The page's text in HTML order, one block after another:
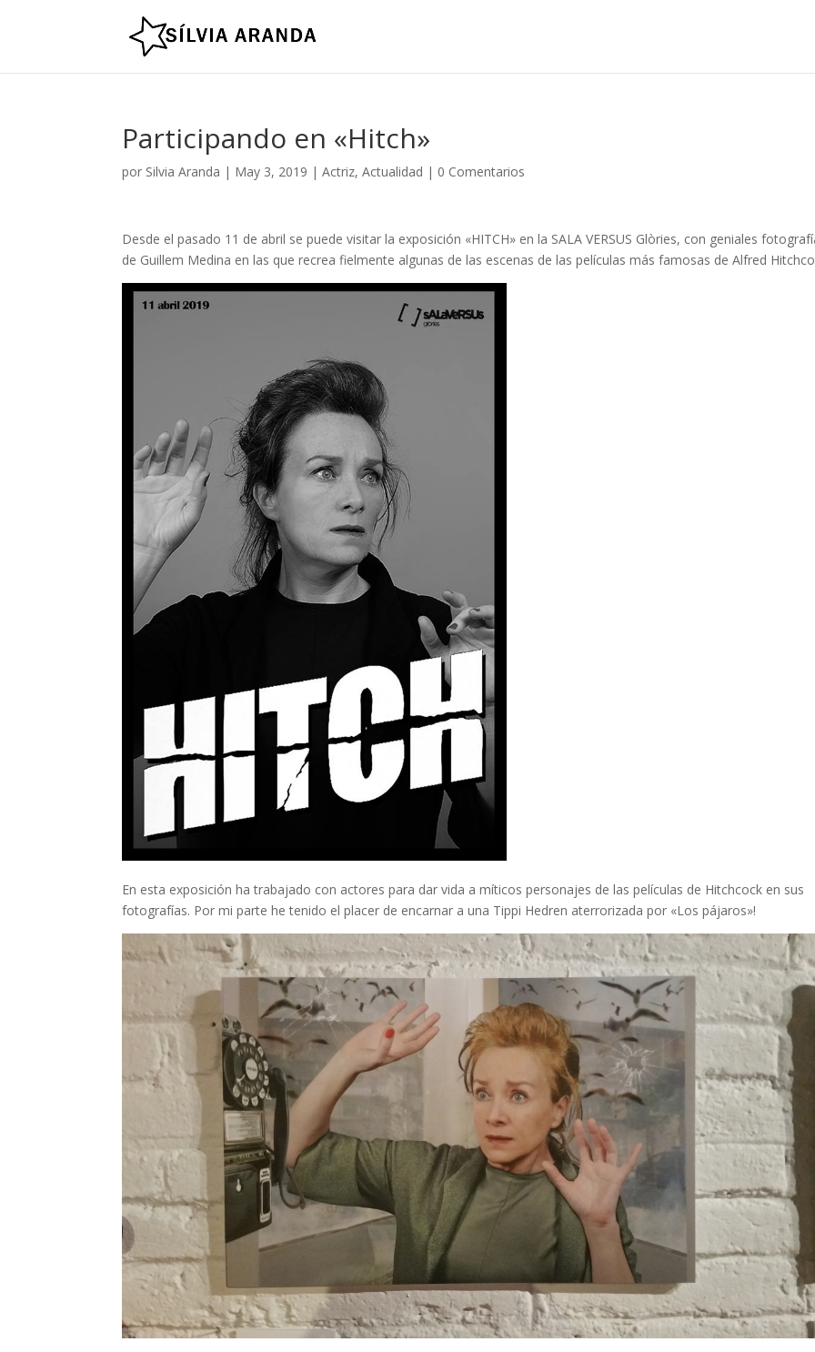
Participando en «Hitch»
por Silvia Aranda | May 3, 2019 |Actriz,Actualidad | 0 Comentarios
Desde el pasado 11 de abril se puede visitar la exposición «HITCH» en la SALA VERSUS Glòries, con geniales
de Guillem Medina en las que recrea fielmente algunas de las escenas de las películas más famosas de Alfred
En esta exposición ha trabajado con actores para dar vida a míticos personajes de las películas de Hitchcock en sus
fotografías. Por mi parte he tenido el placer de encarnar a una Tippi Hedren aterrorizada por «Los pájaros»!